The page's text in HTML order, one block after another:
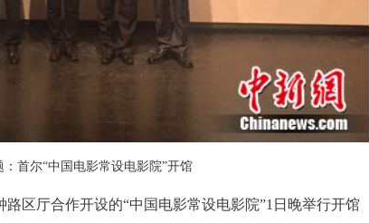
：首尔“中国电影常设电影院”开馆
区厅合作开设的“中国电影常设电影院”1日晚举行开馆